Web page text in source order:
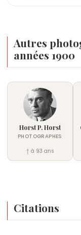
Autres
années 1900
Horst P. Horst
PHOTOGRAPHES
† à 93 ans
Citations